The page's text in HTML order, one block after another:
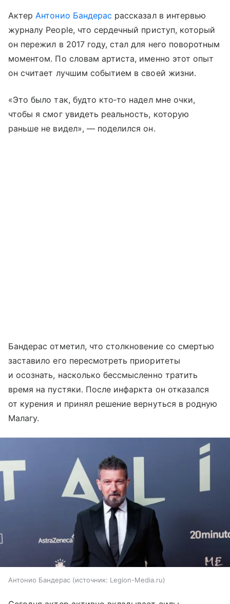
Актер Антонио Бандерас рассказал в интервью
журналу People, что сердечный приступ, который
он пережил в 2017 году, стал для него поворотным
моментом. По словам артиста, именно этот опыт
он считает лучшим событием в своей жизни.
«Это было так, будто кто‑то надел мне очки,
чтобы я смог увидеть реальность, которую
раньше не видел», — поделился он.
Бандерас отметил, что столкновение со смертью
заставило его пересмотреть приоритеты
и осознать, насколько бессмысленно тратить
время на пустяки. После инфаркта он отказался
от курения и принял решение вернуться в родную
Малагу.
Антонио Бандерас источник: Legion-Media.ru